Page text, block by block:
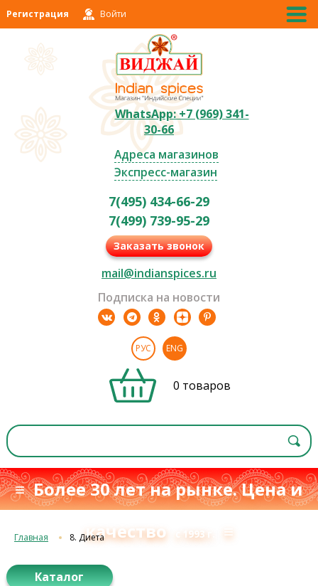
Регистрация Войти
WhatsApp: +7 (969) 341-
30-66
Адреса магазинов
Экспресс-магазин
7(495) 434-66-29
7(499) 739-95-29
Заказать звонок
mail@indianspices.ru
Подписка на новости
РУС ENG
0 товаров
≡ Более 30 лет на рынке. Цена и
качество
с 1993 г. ≡
Главная 8. Диета
Каталог